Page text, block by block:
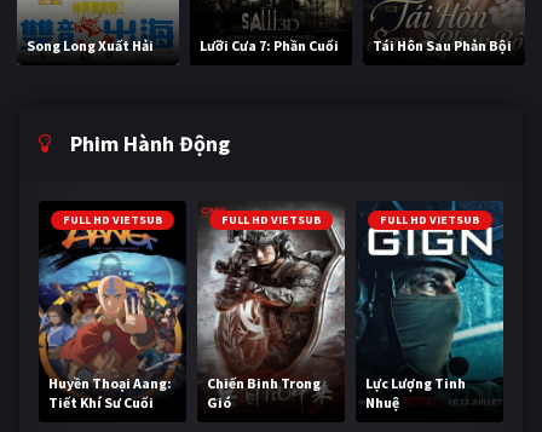
Song Long Xuất Hải Lưỡi Cưa 7: Phần Cuối Tái Hôn Sau Phản Bội
Phim Hành Động
FULL HD VIETSUB
Huyền Thoại Aang:
Tiết Khí Sư Cuối
Cùng
FULL HD VIETSUB
Chiến Binh Trong
Gió
FULL HD VIETSUB
Lực Lượng Tinh
Nhuệ